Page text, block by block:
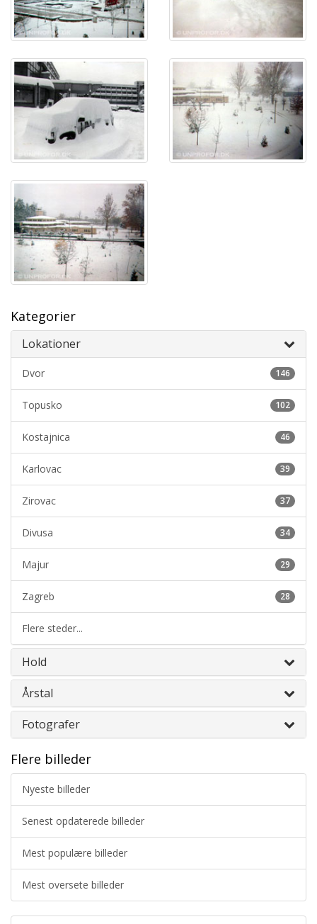
Kategorier
Lokationer
146
Dvor
102
Topusko
46
Kostajnica
39
Karlovac
37
Zirovac
34
Divusa
29
Majur
28
Zagreb
Flere steder...
Hold
Årstal
Fotografer
Flere billeder
Nyeste billeder
Senest opdaterede billeder
Mest populære billeder
Mest oversete billeder